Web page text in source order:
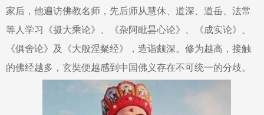
家后，他遍访佛教名师，先后师从慧休、道深、道岳、法常
等人学习《摄大乘论》、《杂阿毗昙心论》、《成实论》、
《俱舍论》及《大般涅粲经》，造诣颇深。修为越高，接触
的佛经越多，玄奘便越感到中国佛义存在不可统一的分歧。